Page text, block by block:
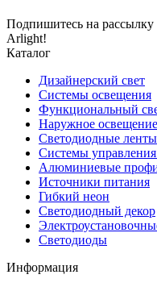
Подпишитесь на рассылку
Arlight!
Каталог
Дизайнерский свет
Системы освещения
Функциональный
Наружное освещение
Светодиодные ленты
Системы
Алюминиевые
Источники питания
Гибкий неон
Светодиодный декор
Светодиоды
Информация